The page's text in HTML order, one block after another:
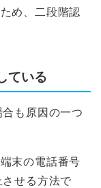
め、二段階認
ている
も原因の一つ
末の電話番号
せる方法で